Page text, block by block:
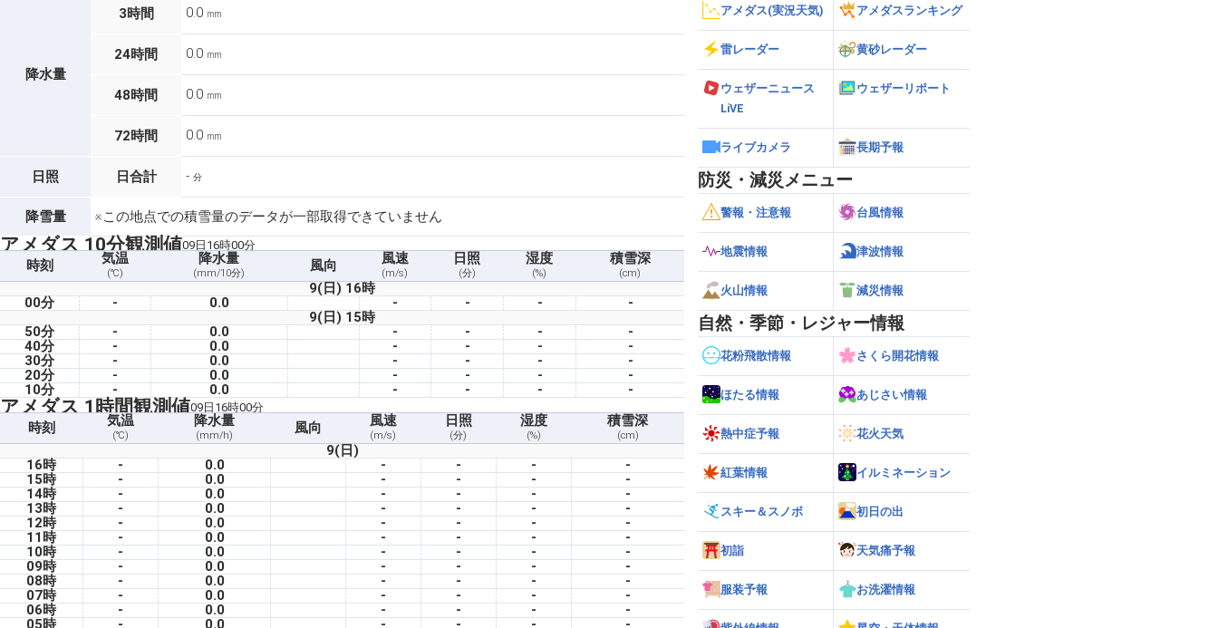
降水量
3時間 0.0 mm
24時間 0.0 mm
48時間 0.0 mm
72時間 0.0 mm
日照 日合計 - 分
降雪量 ※この地点での積雪量のデータが一部取得できていません
アメダス 10分観測値09日16時00分
時刻 気温
(℃)
降水量
(mm/10分) 風向 風速
(m/s)
日照
(分)
湿度
(%)
積雪深
(cm)
9(日) 16時
00分
- 0.0 - - -
-
9(日) 15時
50分
- 0.0 - - -
-
40分
- 0.0 - - -
-
30分
- 0.0 - - -
-
20分
- 0.0 - - -
-
10分
- 0.0 - - - -
アメダス 1時間観測値09日16時00分
時刻 気温
(℃)
降水量
(mm/h) 風向 風速
(m/s)
日照
(分)
湿度
(%)
積雪深
(cm)
9(日)
16時
- 0.0 - - -
-
15時
- 0.0 - - -
-
14時
- 0.0 - - -
-
13時
- 0.0 - - -
-
12時
- 0.0 - - -
-
11時
- 0.0 - - -
-
10時
- 0.0 - - -
-
09時
- 0.0 - - -
-
08時
- 0.0 - - -
-
07時
- 0.0 - - -
-
06時
- 0.0 - - -
-
05時
- 0.0 - - -
-
アメダス(実況天気) アメダスランキング
雷レーダー 黄砂レーダー
ウェザーニュース
LiVE
ウェザーリポート
ライブカメラ 長期予報
防災・減災メニュー
警報・注意報 台風情報
地震情報 津波情報
火山情報 減災情報
自然・季節・レジャー情報
花粉飛散情報 さくら開花情報
ほたる情報 あじさい情報
熱中症予報 花火天気
紅葉情報 イルミネーション
スキー＆スノボ 初日の出
初詣 天気痛予報
服装予報 お洗濯情報